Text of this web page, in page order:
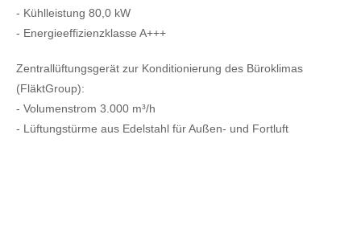
- Kühlleistung 80,0 kW
- Energieeffizienzklasse A+++
Zentrallüftungsgerät zur Konditionierung des Büroklimas
(FläktGroup):
- Volumenstrom 3.000 m³/h
- Lüftungstürme aus Edelstahl für Außen- und Fortluft